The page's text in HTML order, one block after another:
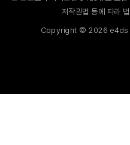
저작권법 등에 따라
Copyright ©2026 e4ds